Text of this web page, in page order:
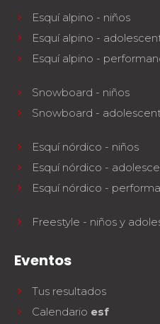
Esquí alpino - niños
Esquí alpino -
Esquí alpino -
Snowboard - niños
Snowboard -
Esquí nórdico - niños
Esquí nórdico -
Esquí nórdico -
Freestyle - niños y
Eventos
Tus resultados
Calendario esf